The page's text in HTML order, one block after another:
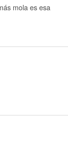
mola es esa